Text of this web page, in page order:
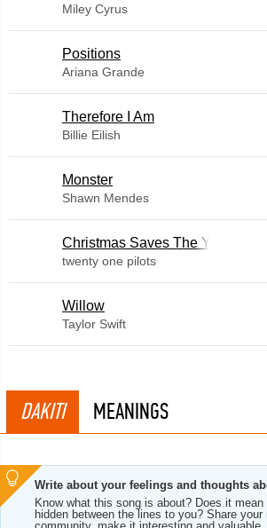
Miley Cyrus
​Positions
Ariana Grande
Therefore I Am
Billie Eilish
Monster
Shawn Mendes
Christmas Saves The Year
twenty one pilots
Willow
Taylor Swift
DAKITI MEANINGS
Write about your feelings and thoughts
Know what this song is about? Does it mean
hidden between the lines to you? Share your